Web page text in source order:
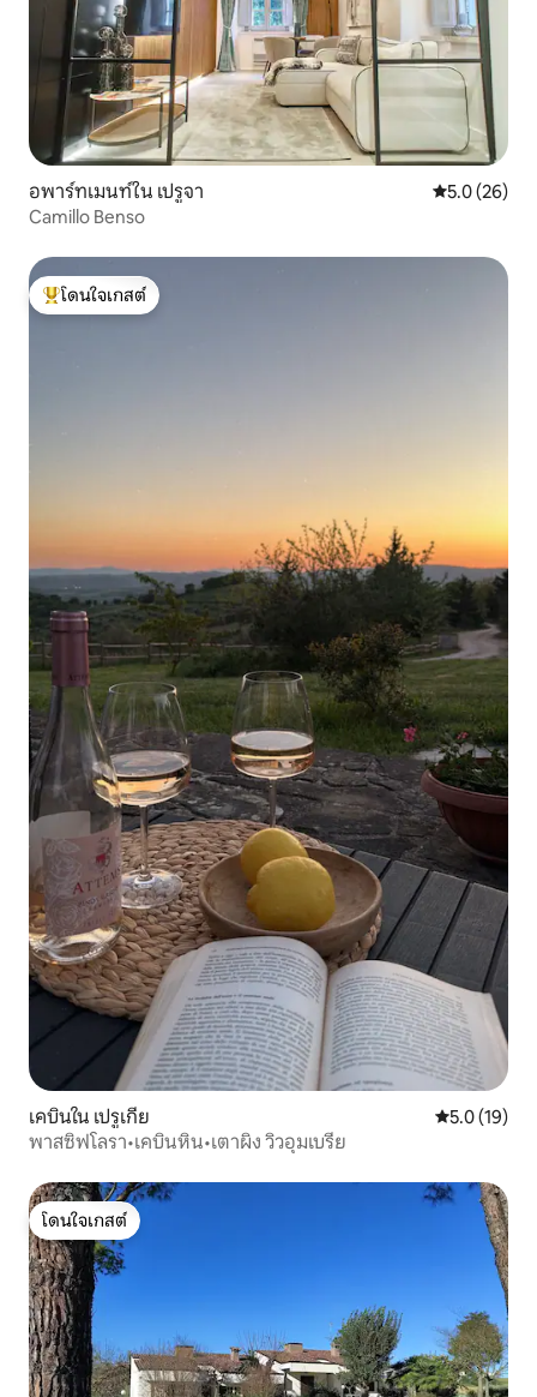
อพาร์ทเมนท์ใน เปรูจา คะแนนเฉลี่ย
5.0 (26)
Camillo Benso
โดนใจเกสต์ที่สุด
โดนใจเกสต์
เคบินใน เปรูเกีย คะแนนเฉลี่ย
5.0 (19)
พาสซิฟโลรา•เคบินหิน•เตาผิง วิวอุมเบรีย
โดนใจเกสต์
โดนใจเกสต์